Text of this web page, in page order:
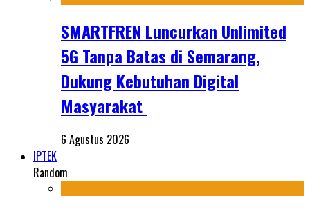
SMARTFREN Luncurkan Unlimited
5G Tanpa Batas di Semarang,
Dukung Kebutuhan Digital
Masyarakat
6 Agustus 2026
IPTEK
Random